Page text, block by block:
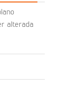
alterada